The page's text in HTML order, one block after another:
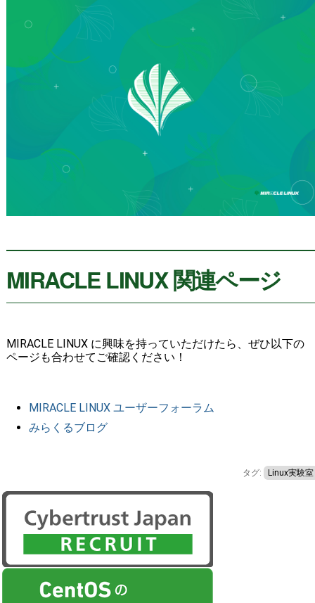
MIRACLE LINUX 関連ページ
MIRACLE LINUX に興味を持っていただけたら、ぜひ以下の
ページも合わせてご確認ください！
MIRACLE LINUX ユーザーフォーラム
みらくるブログ
タグ: Linux実験室